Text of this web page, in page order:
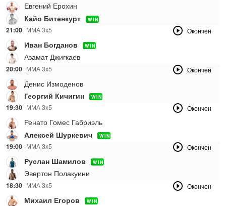
Евгений Ерохин
Кайо Битенкурт
WIN
21:00 ММА 3x5 Окончен
Иван Богданов WIN
Азамат Джигкаев
20:00 ММА 3x5 Окончен
Денис Измоденов
Георгий Кичигин
WIN
19:30 ММА 3x5 Окончен
Ренато Гомес Габриэль
Алексей Шуркевич
WIN
19:00 ММА 3x5 Окончен
Руслан Шамилов WIN
Эвертон Полакуини
18:30 ММА 3x5 Окончен
Михаил Егоров WIN